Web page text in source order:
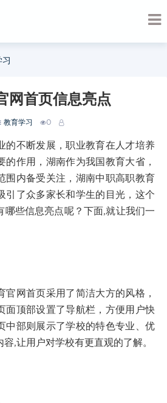
网首页信息亮点
教育学习 0
不断发展，职业教育在人才培养
的作用，湖南作为我国教育大省，
围内备受关注，湖南中职高职教育
引了众多家长和学生的目光，这个
哪些信息亮点呢？下面,就让我们一
网首页采用了简洁大方的风格，
面顶部设置了导航栏，方便用户快
中部则展示了学校的特色专业、优
,让用户对学校有更直观的了解。